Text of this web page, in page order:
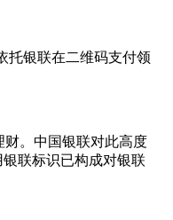
托银联在二维码支付领
财。中国银联对此高度
联标识已构成对银联